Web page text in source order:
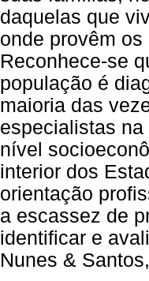
daquelas que
onde provêm
Reconhece-se
população é
maioria das
especialistas
nível
interior dos
orientação
a escassez de
identificar e
Nunes &